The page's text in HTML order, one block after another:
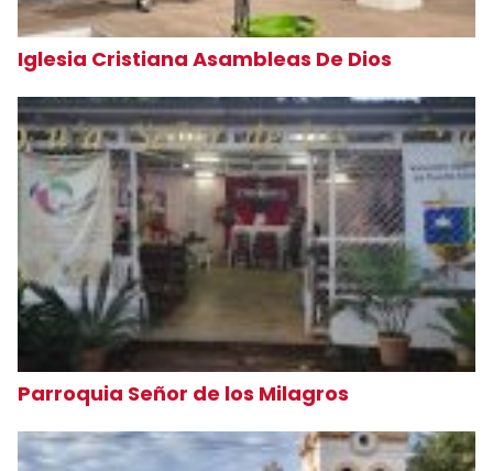
Iglesia Cristiana Asambleas De Dios
Parroquia Señor de los Milagros